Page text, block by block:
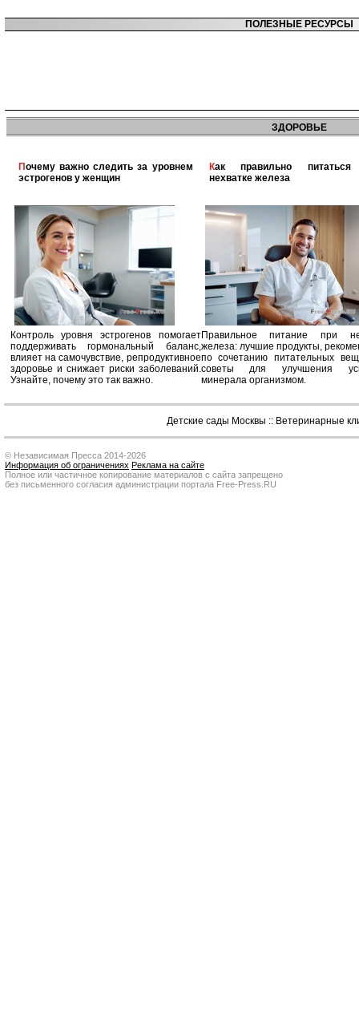
ПОЛЕЗНЫЕ РЕСУРСЫ
ЗДОРОВЬЕ
Почему важно следить за уровнем
эстрогенов у женщин
Контроль уровня эстрогенов помогает
поддерживать гормональный баланс,
влияет на самочувствие, репродуктивное
здоровье и снижает риски заболеваний.
Узнайте, почему это так важно.
Как правильно питаться при
нехватке железа
Правильное питание при
железа: лучшие продукты,
по сочетанию питательных
советы для улучшения
минерала организмом.
Детские сады Москвы :: Ветеринарные
© Независимая Пресса 2014-2026
Информация об ограничениях Реклама на сайте
Полное или частичное копирование материалов с сайта запрещено
без письменного согласия администрации портала Free-Press.RU